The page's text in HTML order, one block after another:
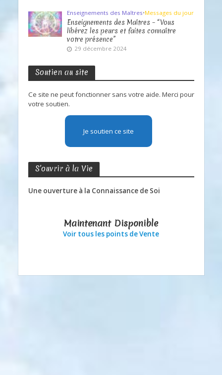
Enseignements des Maîtres•Messages du jour
Enseignements des Maîtres – “Vous
libérez les peurs et faites connaître
votre présence”
29 décembre 2024
Soutien au site
Ce site ne peut fonctionner sans votre aide. Merci pour
votre soutien.
Je soutien ce site
S’ouvrir à la Vie
Une ouverture à la Connaissance de Soi
Maintenant Disponible
Voir tous les points de Vente